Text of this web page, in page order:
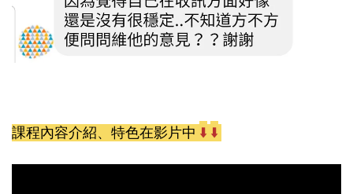
課程內容介紹、特色在影片中 ⬇️ ⬇️